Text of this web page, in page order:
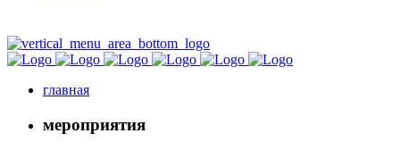
главная
мероприятия